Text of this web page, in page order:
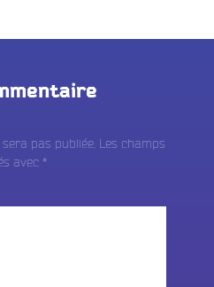
pas publiée. Les champs
avec *